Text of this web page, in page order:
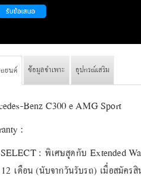
ยนต์ ข้อมูลจำเพาะ อุปกรณ์เสริม
Benz C300 e AMG Sport
:
: พิเศษสุดกับ Extended
เดือน (นับจากวันรับรถ) เมื่อสมัคร